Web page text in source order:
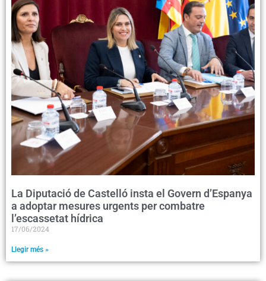
La Diputació de Castelló insta el Govern d’Espanya
a adoptar mesures urgents per combatre
l’escassetat hídrica
17/06/2024
Llegir més »